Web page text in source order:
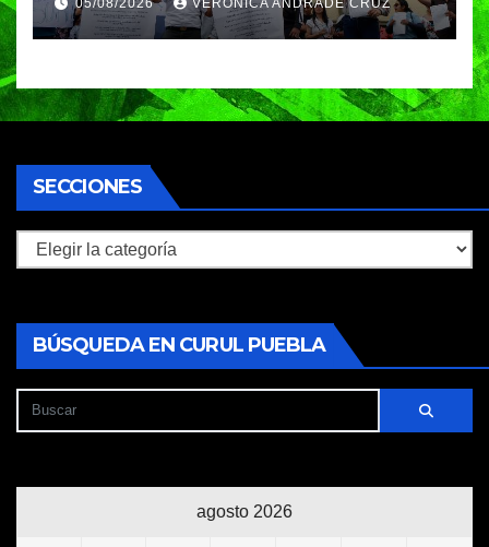
piden a la SEP no cerrar el
plantel
05/08/2026 VERÓNICA ANDRADE CRUZ
SECCIONES
Secciones
BÚSQUEDA EN CURUL PUEBLA
agosto 2026